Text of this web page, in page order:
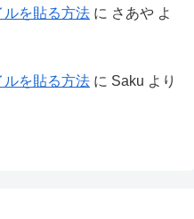
ルを貼る方法 に さあや よ
ルを貼る方法 に Saku より